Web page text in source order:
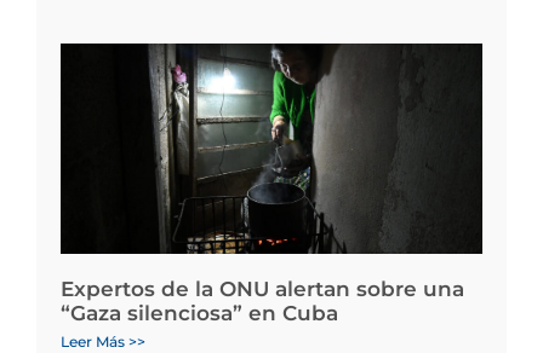
Expertos de la ONU alertan sobre una
“Gaza silenciosa” en Cuba
Leer Más >>